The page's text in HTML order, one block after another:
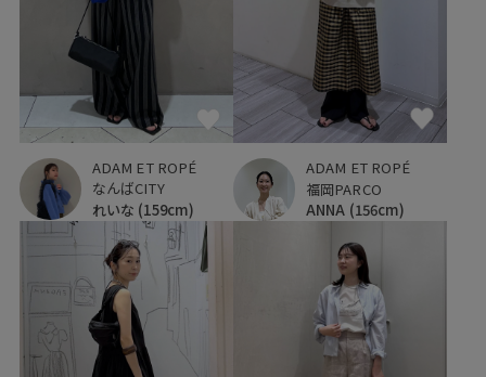
ADAM ET ROPÉ
なんばCITY
れいな (159cm)
ADAM ET ROPÉ
福岡PARCO
ANNA (156cm)